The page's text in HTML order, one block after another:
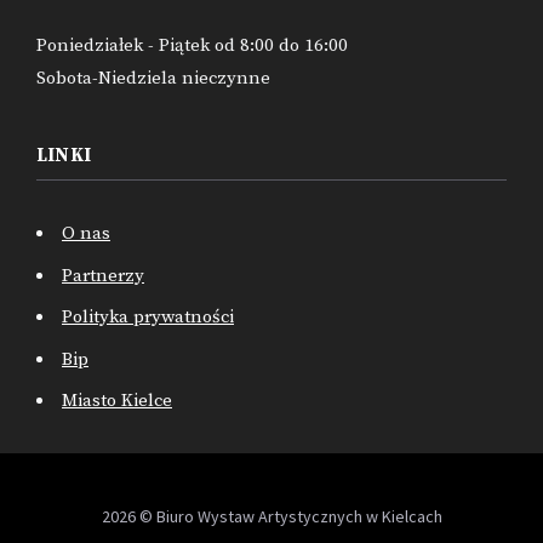
Poniedziałek - Piątek od 8:00 do 16:00
Sobota-Niedziela nieczynne
LINKI
O nas
Partnerzy
Polityka prywatności
Bip
Miasto Kielce
2026 © Biuro Wystaw Artystycznych w Kielcach